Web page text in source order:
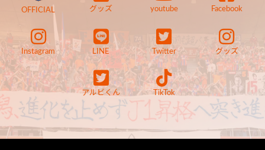
OFFICIAL グッズ youtube Facebook
Instagram LINE Twitter グッズ
アルビくん TikTok